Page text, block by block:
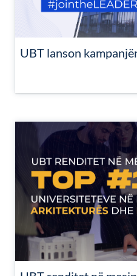
UBT lanson